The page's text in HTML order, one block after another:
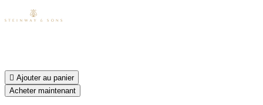
 Ajouter au panier
Acheter maintenant